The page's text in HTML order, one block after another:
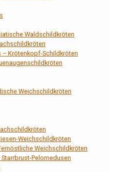
Waldschildkröten
Krötenkopf-Schildkröten
Weichschildkröten
Weichschildkröten
Weichschildkröten
Pelomedusen